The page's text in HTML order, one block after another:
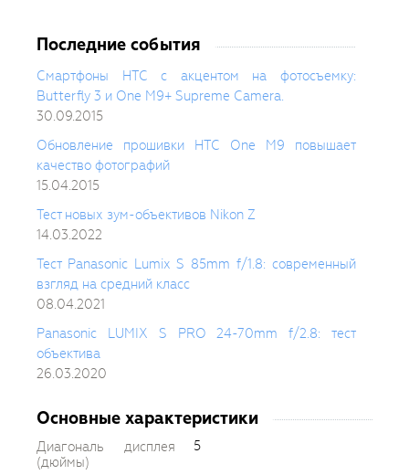
Последние события
Смартфоны HTC с акцентом на фотосъемку:
Butterfly 3 и One M9+ Supreme Camera.
30.09.2015
Обновление прошивки HTC One M9 повышает
качество фотографий
15.04.2015
Тест новых зум-объективов Nikon Z
14.03.2022
Тест Panasonic Lumix S 85mm f/1.8: современный
взгляд на средний класс
08.04.2021
Panasonic LUMIX S PRO 24-70mm f/2.8: тест
объектива
26.03.2020
Основные характеристики
Диагональ дисплея
(дюймы)
5